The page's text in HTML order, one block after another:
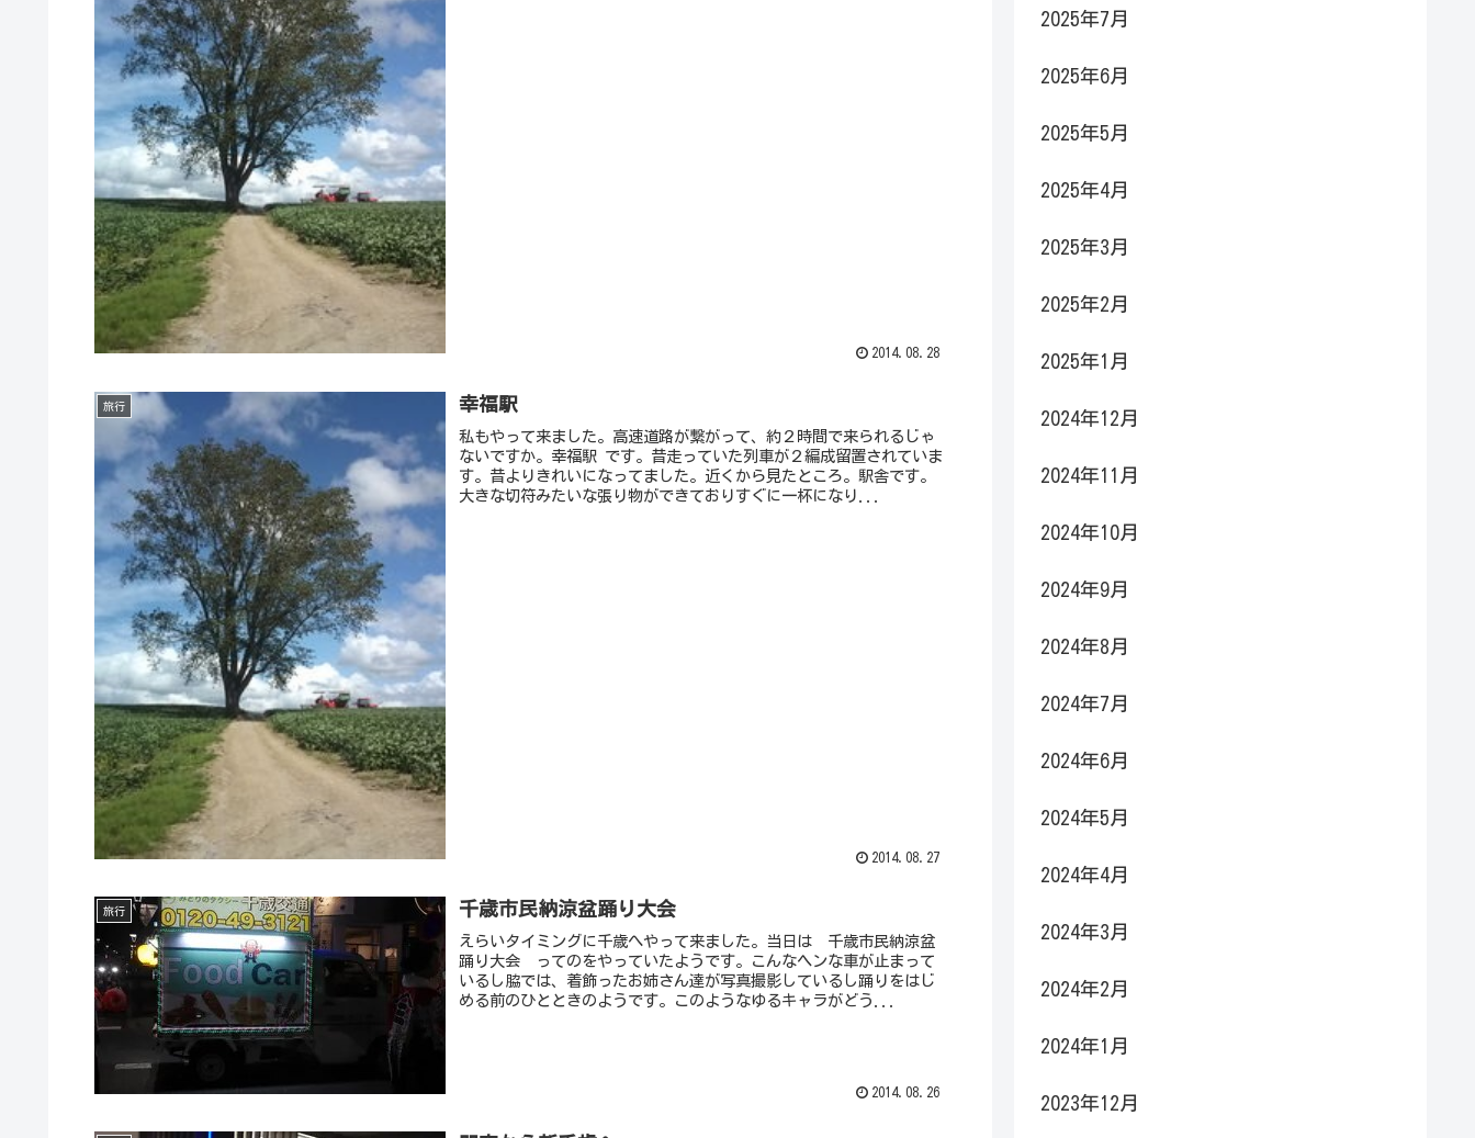
2014.08.28
旅行 幸福駅
私もやって来ました。高速道路が繋がって、約２時間で来られるじゃ
ないですか。幸福駅 です。昔走っていた列車が２編成留置されていま
す。昔よりきれいになってました。近くから見たところ。駅舎です。
大きな切符みたいな張り物ができておりすぐに一杯になり...
2014.08.27
旅行 千歳市民納涼盆踊り大会
えらいタイミングに千歳へやって来ました。当日は 千歳市民納涼盆
踊り大会 ってのをやっていたようです。こんなヘンな車が止まって
いるし脇では、着飾ったお姉さん達が写真撮影しているし踊りをはじ
める前のひとときのようです。このようなゆるキャラがどう...
2014.08.26
2025年7月
2025年6月
2025年5月
2025年4月
2025年3月
2025年2月
2025年1月
2024年12月
2024年11月
2024年10月
2024年9月
2024年8月
2024年7月
2024年6月
2024年5月
2024年4月
2024年3月
2024年2月
2024年1月
2023年12月